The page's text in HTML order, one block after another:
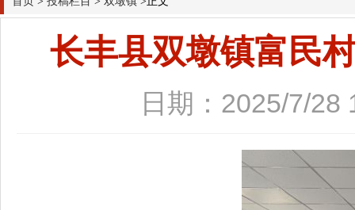
长丰县双墩镇富民
日期：2025/7/